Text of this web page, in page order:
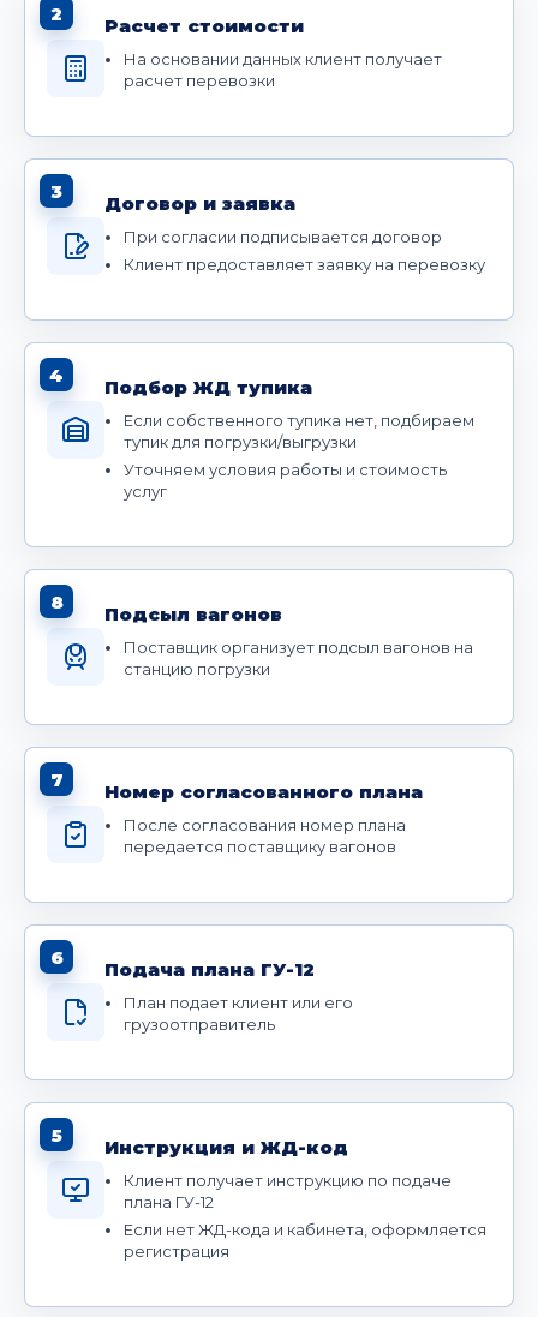
2
Расчет стоимости
На основании данных клиент получает
расчет перевозки
3
Договор и заявка
При согласии подписывается договор
Клиент предоставляет заявку на перевозку
4
Подбор ЖД тупика
Если собственного тупика нет, подбираем
тупик для погрузки/выгрузки
Уточняем условия работы и стоимость
услуг
8
Подсыл вагонов
Поставщик организует подсыл вагонов на
станцию погрузки
7
Номер согласованного плана
После согласования номер плана
передается поставщику вагонов
6
Подача плана ГУ-12
План подает клиент или его
грузоотправитель
5
Инструкция и ЖД-код
Клиент получает инструкцию по подаче
плана ГУ-12
Если нет ЖД-кода и кабинета, оформляется
регистрация